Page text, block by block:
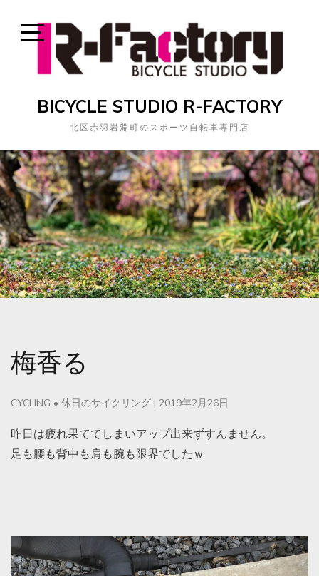
Open
Sidebar
BICYCLE STUDIO R-FACTORY
北区赤羽岩淵町のスポーツ自転車専門店
梅香る
CYCLING • 休日のサイクリング | 2019年2月26日
昨日は疲れ果ててしまいアップ出来ずすんません。
足も腰も背中も肩も腕も限界でしたｗ